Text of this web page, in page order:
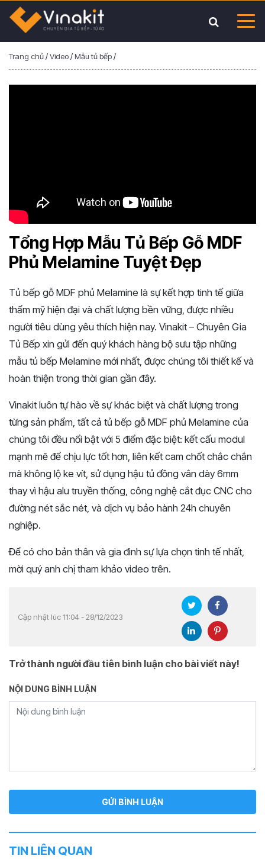
Trang chủ/Video/Mẫu tủ bếp/
Tổng Hợp Mẫu Tủ Bếp Gỗ MDF
Phủ Melamine Tuyệt Đẹp
Tủ bếp gỗ MDF phủ Melamine là sự kết hợp tinh tế giữa
thẩm mỹ hiện đại và chất lượng bền vững, được nhiều
người tiêu dùng yêu thích hiện nay. Vinakit – Chuyên Gia
Tủ Bếp xin gửi đến quý khách hàng bộ sưu tập những
mẫu tủ bếp Melamine mới nhất, được chúng tôi thiết kế và
hoàn thiện trong thời gian gần đây.
Vinakit luôn tự hào về sự khác biệt và chất lượng trong
từng sản phẩm, tất cả tủ bếp gỗ MDF phủ Melamine của
chúng tôi đều nổi bật với 5 điểm đặc biệt: kết cấu modul
mạnh mẽ để chịu lực tốt hơn, liên kết cam chốt chắc chắn
mà không lộ ke vít, sử dụng hậu tủ đồng vân dày 6mm
thay vì hậu alu truyền thống, công nghệ cắt đục CNC cho
đường nét sắc nét, và dịch vụ bảo hành 24h chuyên
nghiệp.
Để có cho bản thân và gia đình sự lựa chọn tinh tế nhất,
mời quý anh chị tham khảo video trên.
Cập nhật lúc 11:04 - 28/12/2023
Trở thành người đầu tiên bình luận cho bài viết này!
NỘI DUNG BÌNH LUẬN
TIN LIÊN QUAN